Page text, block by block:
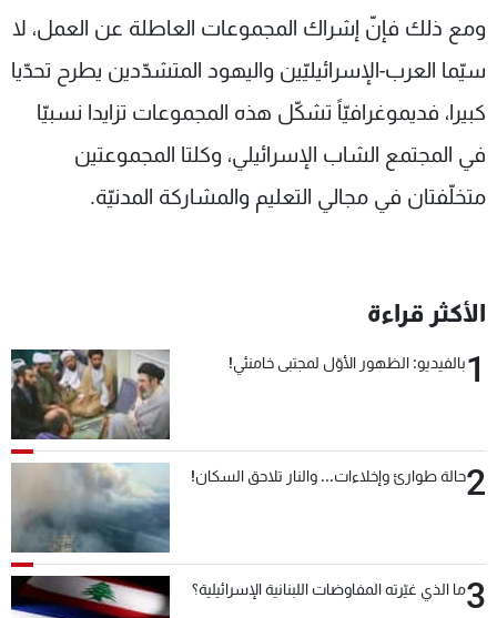
ومع ذلك فإنّ إشراك المجموعات العاطلة عن العمل، لا
سيّما العرب-الإسرائيليّين واليهود المتشدّدين يطرح تحدّيا
كبيرا، فديموغرافيّاً تشكّل هذه المجموعات تزايدا نسبيّا
في المجتمع الشاب الإسرائيلي، وكلتا المجموعتين
متخلّفتان في مجالي التعليم والمشاركة المدنيّة.
الأكثر قراءة
1بالفيديو: الظهور الأوّل لمجتبى خامنئي!
2حالة طوارئ وإخلاءات... والنار تلاحق السكان!
3ما الذي غيّرته المفاوضات اللبنانية الإسرائيلية؟